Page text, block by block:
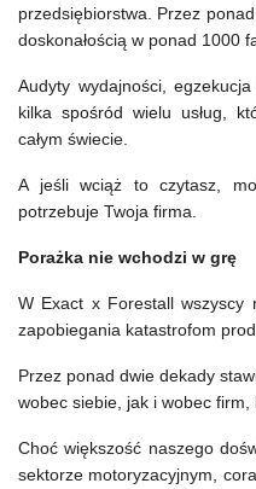
przedsiębiorstwa. Przez
doskonałością w ponad 1000
Audyty wydajności,
kilka spośród wielu usług,
całym świecie.
A jeśli wciąż to czytasz,
potrzebuje Twoja firma.
Porażka nie wchodzi w grę
W Exact x Forestall wszyscy
zapobiegania katastrofom
Przez ponad dwie dekady
wobec siebie, jak i wobec
Choć większość naszego
sektorze motoryzacyjnym,